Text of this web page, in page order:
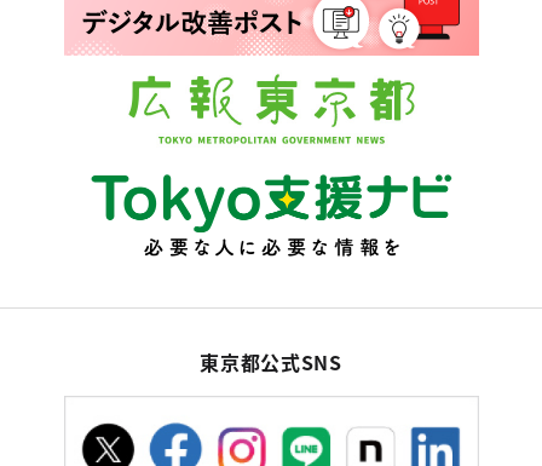
東京都公式SNS